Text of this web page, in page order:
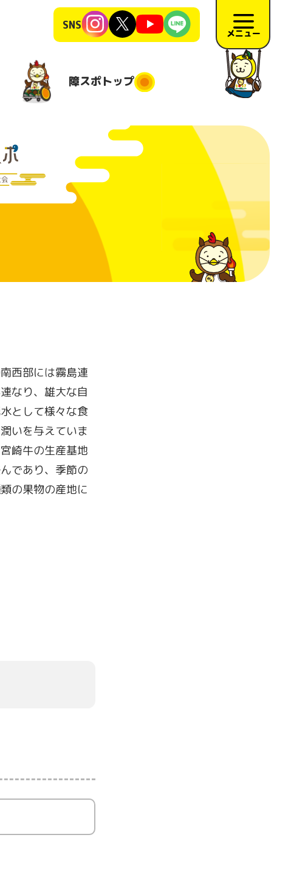
SNS
メニュー
障スポトップ
障スポトップ
地
リハーサ
ル大会
西部には霧島連
なり、雄大な自
として様々な食
いを与えていま
崎牛の生産基地
であり、季節の
の果物の産地に